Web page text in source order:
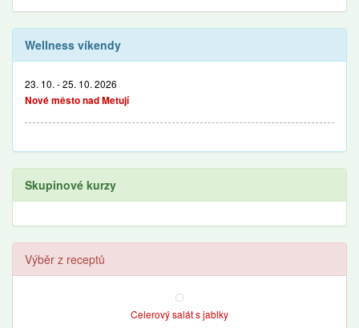
Wellness víkendy
23. 10. - 25. 10. 2026
Nové město nad Metují
Skupinové kurzy
Výběr z receptů
Celerový salát s jablky